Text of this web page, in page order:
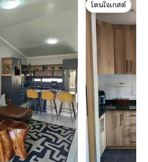
โดนใจเกสต์
โดนใจเกสต์